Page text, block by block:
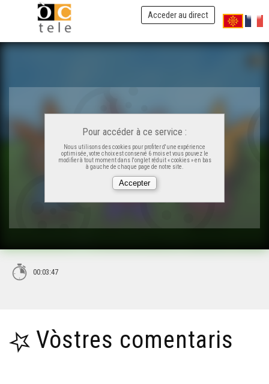
Acceder au direct
Pour accéder à ce service :
Nous utilisons des cookies pour profiter d'une expérience
optimisée, votre choix est conservé 6 mois et vous pouvez le
modifier à tout moment dans l'onglet réduit « cookies » en bas
à gauche de chaque page de notre site.
00:03:47
Vòstres comentaris